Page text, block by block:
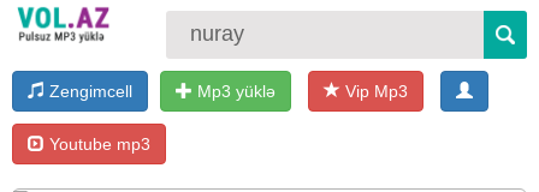
Zengimcell Mp3 yüklə Vip Mp3
Youtube mp3